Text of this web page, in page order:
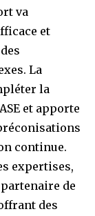
va
et
La
la
et apporte
continue.
expertises,
de
des